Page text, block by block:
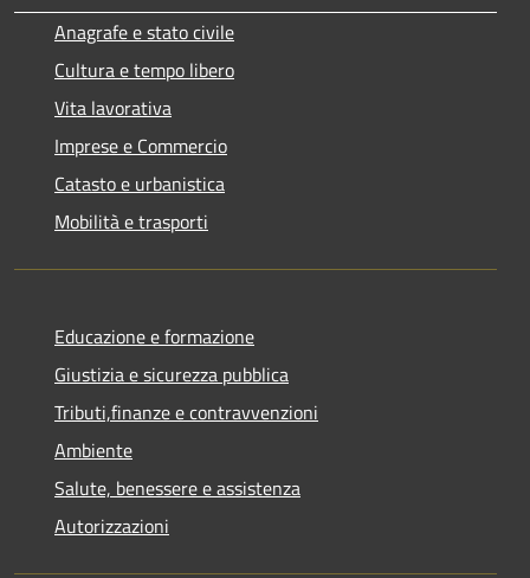
Anagrafe e stato civile
Cultura e tempo libero
Vita lavorativa
Imprese e Commercio
Catasto e urbanistica
Mobilità e trasporti
Educazione e formazione
Giustizia e sicurezza pubblica
Tributi,finanze e contravvenzioni
Ambiente
Salute, benessere e assistenza
Autorizzazioni